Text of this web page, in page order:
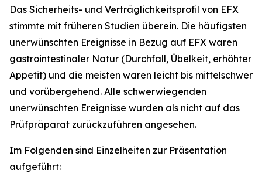
Das Sicherheits- und Verträglichkeitsprofil von EFX
stimmte mit früheren Studien überein. Die häufigsten
unerwünschten Ereignisse in Bezug auf EFX waren
gastrointestinaler Natur (Durchfall, Übelkeit, erhöhter
Appetit) und die meisten waren leicht bis mittelschwer
und vorübergehend. Alle schwerwiegenden
unerwünschten Ereignisse wurden als nicht auf das
Prüfpräparat zurückzuführen angesehen.
Im Folgenden sind Einzelheiten zur Präsentation
aufgeführt: